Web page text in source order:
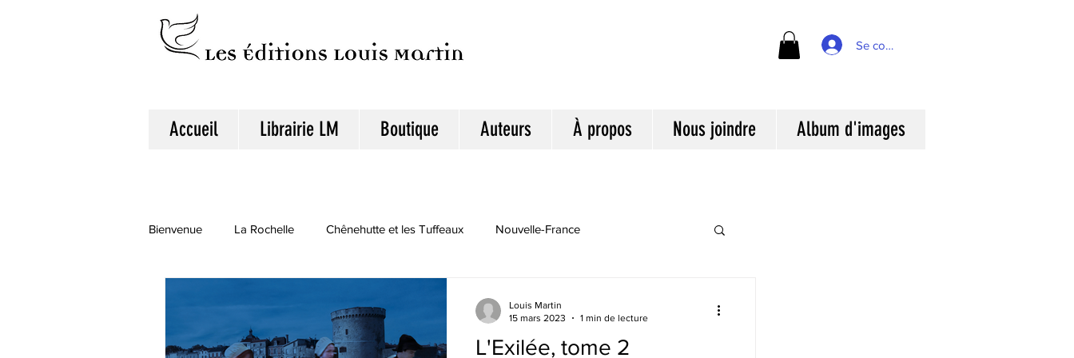
Se connecter
Accueil Librairie LM Boutique Auteurs À propos Nous joindre Album d'images
Bienvenue La Rochelle Chênehutte et les Tuffeaux Nouvelle-France
L'Exilée, tome 2
Louis Martin
15 mars 2023
1 min de lecture